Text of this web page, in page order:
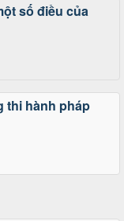
số điều của
thi hành pháp